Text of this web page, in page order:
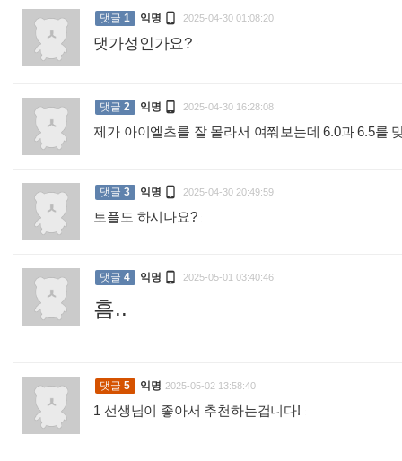
댓글 1 익명  2025-04-30 01:08:20
댓가성인가요?
댓글 2 익명  2025-04-30 16:28:08
제가 아이엘츠를 잘 몰라서 여쭤보는데 6.0과 6.5를
댓글 3 익명  2025-04-30 20:49:59
토플도 하시나요?
댓글 4 익명  2025-05-01 03:40:46
흠..
댓글 5 익명 2025-05-02 13:58:40
1 선생님이 좋아서 추천하는겁니다!